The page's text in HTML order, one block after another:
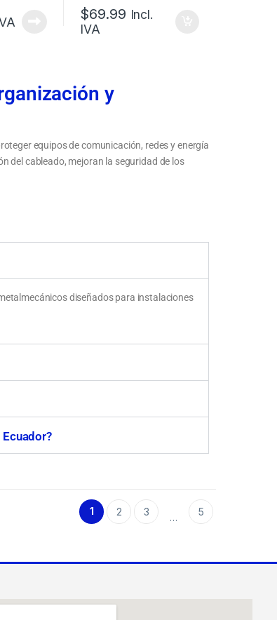
$69.99 Incl.
IVA
y
equipos de comunicación, redes y energía
del cableado, mejoran la seguridad de los
diseñados para instalaciones
1 2 3 … 5